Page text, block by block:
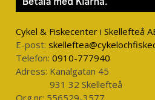
Sidoventilation med blixtlås för
Manschetter som justeras med
väder och vind.
Nederfåll justeras med snodd.
DWR-behandling (PFC-fri) som
Cykel & Fiskecenter i Skellefteå
E-post:
Telefon: 0910-777940
Adress: Kanalgatan 45
931 32 Skellefteå